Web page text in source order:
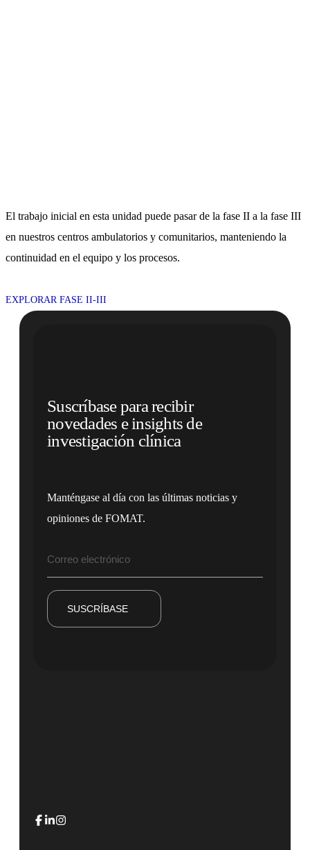
El trabajo inicial en esta unidad puede pasar de la fase II a la fase III
en nuestros centros ambulatorios y comunitarios, manteniendo la
continuidad en el equipo y los procesos.
EXPLORAR FASE II-III
Suscríbase para recibir
novedades e insights de
investigación clínica
Manténgase al día con las últimas noticias y
opiniones de FOMAT.
SUSCRÍBASE